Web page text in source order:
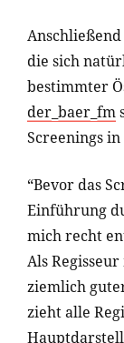
die sich
bestimmter
der_baer_fm
Screenings
“Bevor das
Einführung
mich recht
Als
ziemlich
zieht alle